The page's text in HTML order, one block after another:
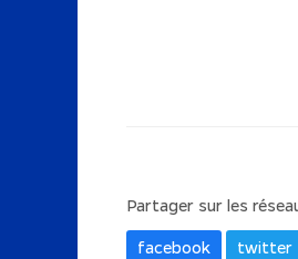
Partager sur les
facebook
twitter